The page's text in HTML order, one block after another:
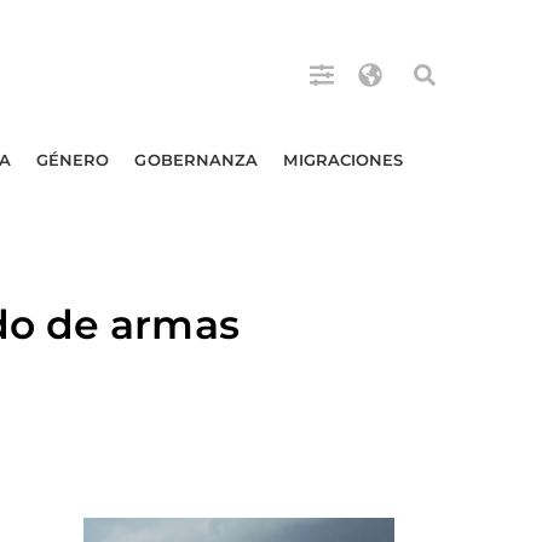
GÉNERO GOBERNANZA MIGRACIONES
de armas